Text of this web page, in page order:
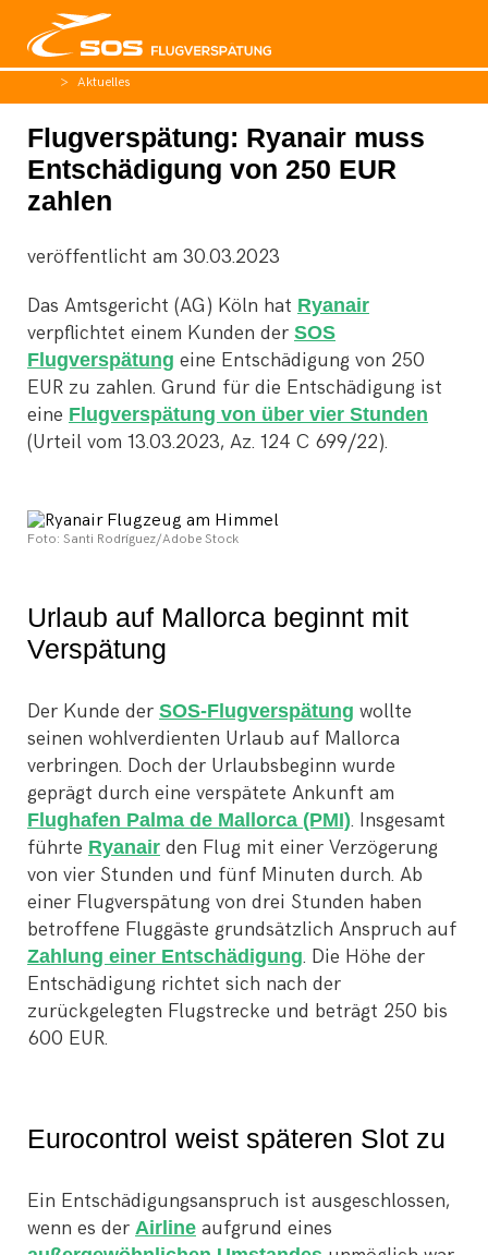
Aktuelles
Flugverspätung: Ryanair muss
Entschädigung von 250 EUR
zahlen
veröffentlicht am 30.03.2023
Das Amtsgericht (AG) Köln hat Ryanair
verpflichtet einem Kunden der SOS
Flugverspätung eine Entschädigung von 250
EUR zu zahlen. Grund für die Entschädigung ist
eine Flugverspätung von über vier Stunden
(Urteil vom 13.03.2023, Az. 124 C 699/22).
Foto: Santi Rodríguez/Adobe Stock
Urlaub auf Mallorca beginnt mit
Verspätung
Der Kunde der SOS-Flugverspätung wollte
seinen wohlverdienten Urlaub auf Mallorca
verbringen. Doch der Urlaubsbeginn wurde
geprägt durch eine verspätete Ankunft am
Flughafen Palma de Mallorca (PMI). Insgesamt
führte Ryanair den Flug mit einer Verzögerung
von vier Stunden und fünf Minuten durch. Ab
einer Flugverspätung von drei Stunden haben
betroffene Fluggäste grundsätzlich Anspruch auf
Zahlung einer Entschädigung. Die Höhe der
Entschädigung richtet sich nach der
zurückgelegten Flugstrecke und beträgt 250 bis
600 EUR.
Eurocontrol weist späteren Slot zu
Ein Entschädigungsanspruch ist ausgeschlossen,
wenn es der Airline aufgrund eines